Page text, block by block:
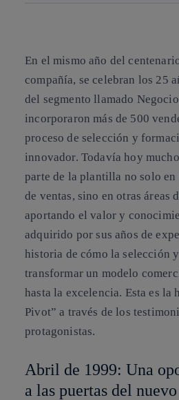
En el mismo año del
compañía, se celebran los 25
del segmento llamado
incorporaron más de 500
proceso de selección y
innovador. Todavía hoy
parte de la plantilla no solo en
de ventas, sino en otras áreas
aportando el valor y
adquirido por sus años de
historia de cómo la selección
transformar un modelo
hasta la excelencia. Esta es la
Pivot” a través de los
protagonistas.
Abril de 1999: Una
a las puertas del